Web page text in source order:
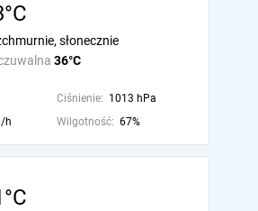
36°C
słonecznie
Ciśnienie: 1013 hPa
h Wilgotność: 67%